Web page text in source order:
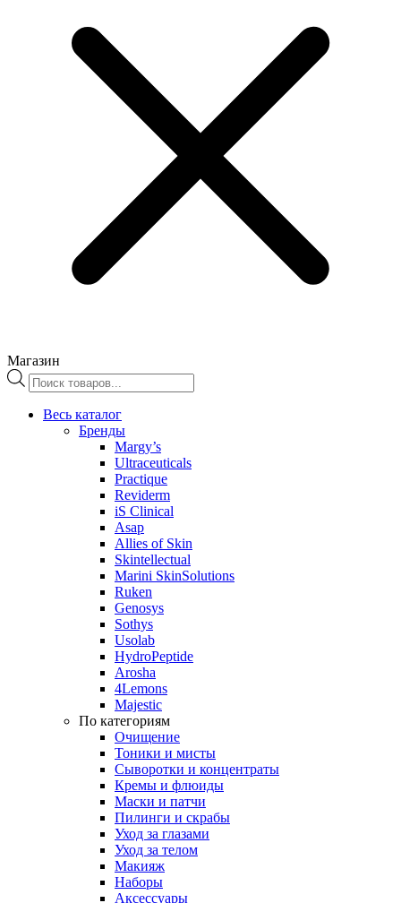
Магазин
Поиск
товаров
Весь каталог
Бренды
Margy’s
Ultraceuticals
Practique
Reviderm
iS Clinical
Asap
Allies of Skin
Skintellectual
Marini SkinSolutions
Ruken
Genosys
Sothys
Usolab
HydroPeptide
Arosha
4Lemons
Majestic
По категориям
Очищение
Тоники и мисты
Сыворотки и концентраты
Кремы и флюиды
Маски и патчи
Пилинги и скрабы
Уход за глазами
Уход за телом
Макияж
Наборы
Аксессуары